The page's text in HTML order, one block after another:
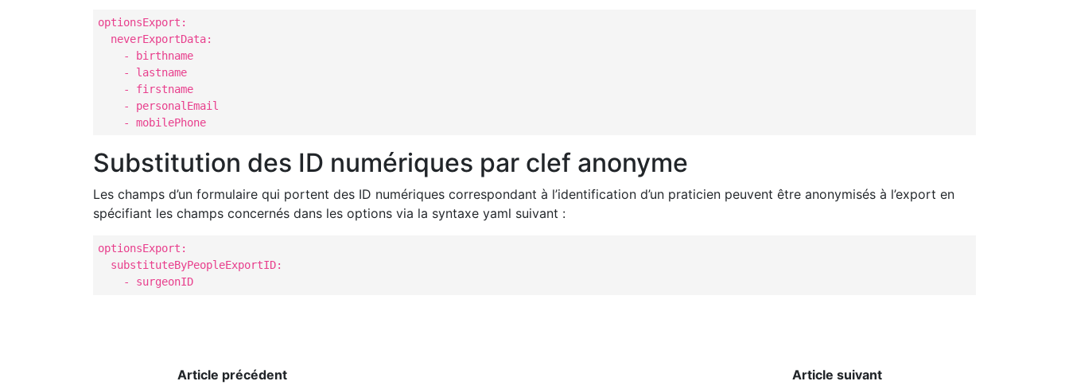
optionsExport:
  neverExportData:
    - birthname
    - lastname
    - firstname
    - personalEmail
    - mobilePhone
Substitution des ID numériques par clef anonyme
Les champs d’un formulaire qui portent des ID numériques correspondant à l’identification d’un praticien peuvent être anonymisés à l’export en
spécifiant les champs concernés dans les options via la syntaxe yaml suivant :
optionsExport:
  substituteByPeopleExportID:
    - surgeonID
Article précédent Article suivant